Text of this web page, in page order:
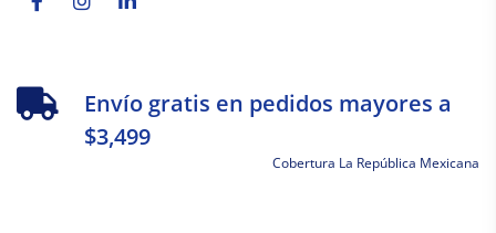
Envío gratis en pedidos mayores a
$3,499
Cobertura La República Mexicana